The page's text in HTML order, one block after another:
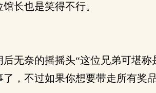
长也是笑得不行。
无奈的摇摇头“这位兄弟可堪
，不过如果你想要带走所有